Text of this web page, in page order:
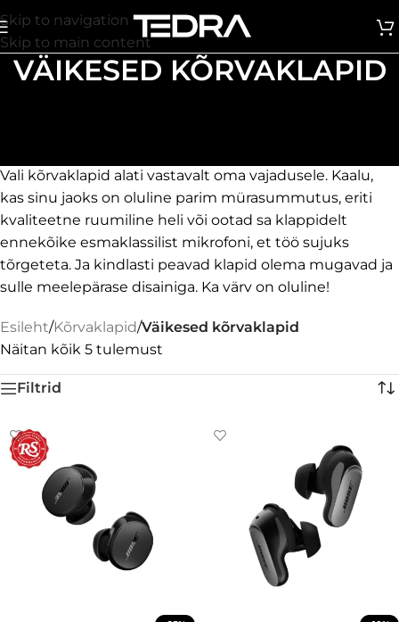
Skip to navigation
Skip to main content
VÄIKESED KÕRVAKLAPID
Vali kõrvaklapid alati vastavalt oma vajadusele. Kaalu,
kas sinu jaoks on oluline parim mürasummutus, eriti
kvaliteetne ruumiline heli või ootad sa klappidelt
ennekõike esmaklassilist mikrofoni, et töö sujuks
tõrgeteta. Ja kindlasti peavad klapid olema mugavad ja
sulle meelepärase disainiga. Ka värv on oluline!
Esileht/Kõrvaklapid/Väikesed kõrvaklapid
Näitan kõik 5 tulemust
Filtrid